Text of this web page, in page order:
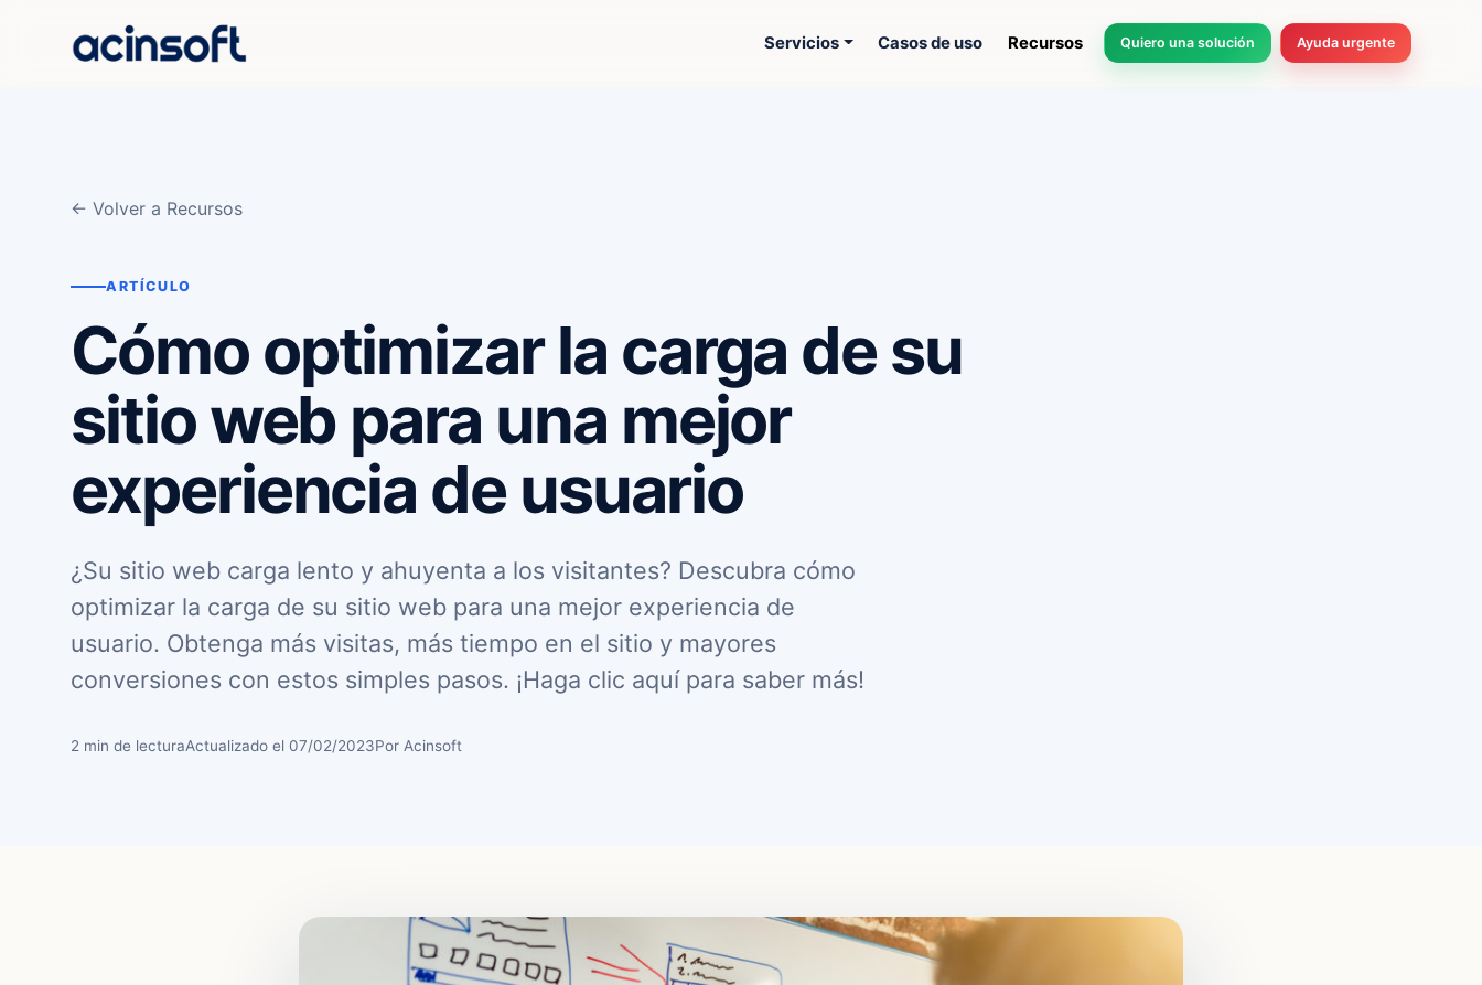
Servicios Casos de uso Recursos Quiero una solución Ayuda urgente
← Volver a Recursos
ARTÍCULO
Cómo optimizar la carga de su
sitio web para una mejor
experiencia de usuario
¿Su sitio web carga lento y ahuyenta a los visitantes? Descubra cómo
optimizar la carga de su sitio web para una mejor experiencia de
usuario. Obtenga más visitas, más tiempo en el sitio y mayores
conversiones con estos simples pasos. ¡Haga clic aquí para saber más!
2 min de lecturaActualizado el 07/02/2023Por Acinsoft